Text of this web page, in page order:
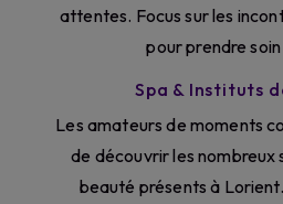
attentes. Focus sur les
pour prendre
Spa & Instituts
Les amateurs de moments
de découvrir les nombreux
beauté présents à